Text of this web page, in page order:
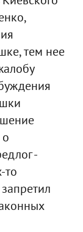
тем нее
-
то